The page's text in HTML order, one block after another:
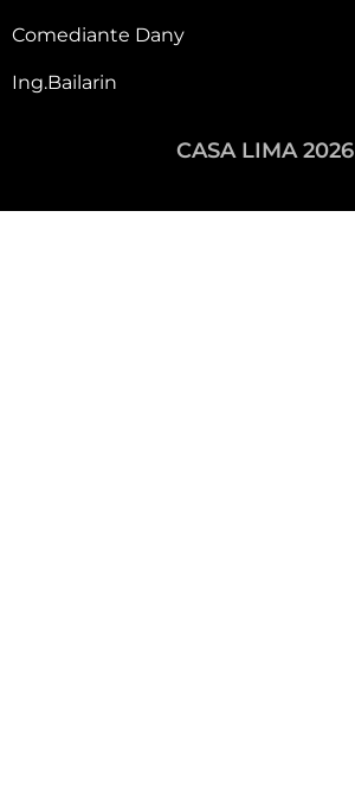
Comediante Dany
Ing.Bailarin
CASA LIMA 2026